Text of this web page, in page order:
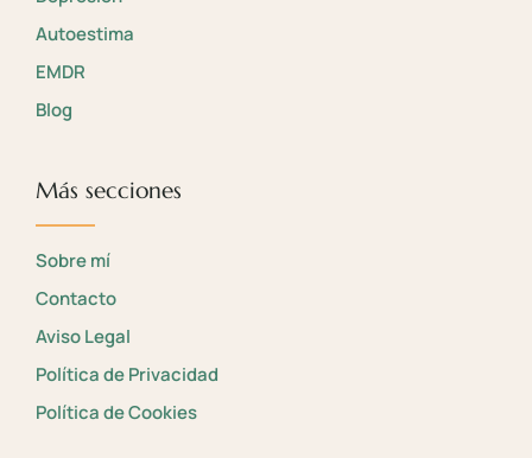
Autoestima
EMDR
Blog
Más secciones
Sobre mí
Contacto
Aviso Legal
Política de Privacidad
Política de Cookies